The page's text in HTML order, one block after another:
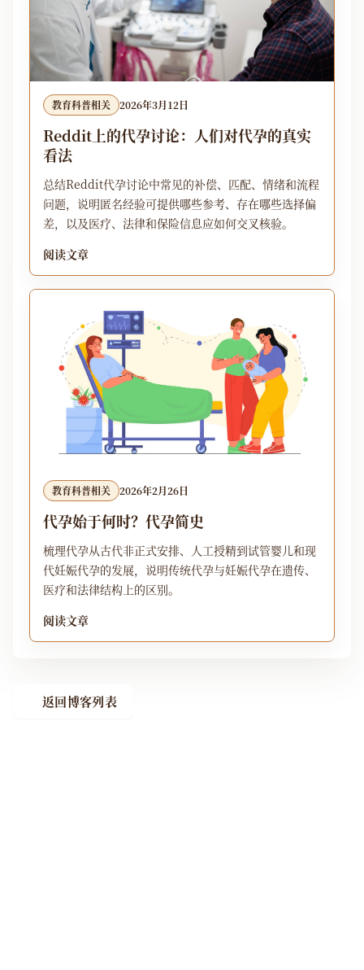
教育科普相关 2026年3月12日
Reddit上的代孕讨论：人们对代孕的真实
看法
总结Reddit代孕讨论中常见的补偿、匹配、情绪和流程
问题，说明匿名经验可提供哪些参考、存在哪些选择偏
差，以及医疗、法律和保险信息应如何交叉核验。
阅读文章
教育科普相关 2026年2月26日
代孕始于何时？代孕简史
梳理代孕从古代非正式安排、人工授精到试管婴儿和现
代妊娠代孕的发展，说明传统代孕与妊娠代孕在遗传、
医疗和法律结构上的区别。
阅读文章
返回博客列表